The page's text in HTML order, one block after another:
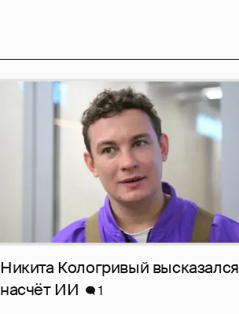
Никита Кологривый высказался
насчёт ИИ
1